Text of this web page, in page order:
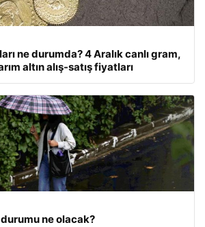
ne durumda? 4 Aralık canlı gram,
altın alış-satış fiyatları
ne olacak?